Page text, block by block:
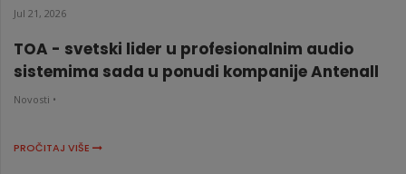
Jul 21, 2026
TOA - svetski lider u profesionalnim audio
sistemima sada u ponudi kompanije Antenall
Novosti •
PROČITAJ VIŠE